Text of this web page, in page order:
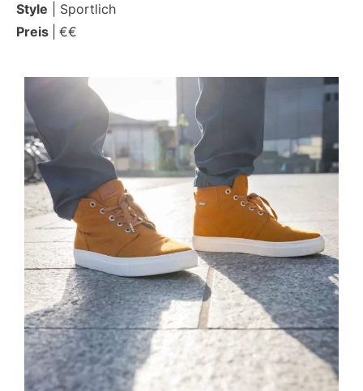
Style | Sportlich
Preis
€€